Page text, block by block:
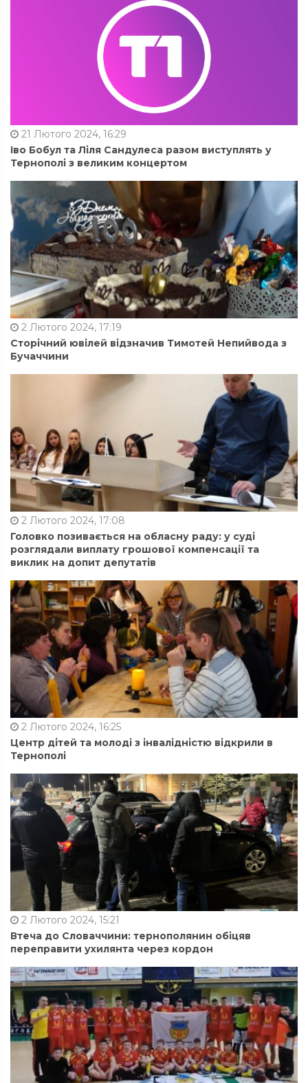
21 Лютого 2024, 16:29
Іво Бобул та Ліля Сандулеса разом виступлять у
Тернополі з великим концертом
2 Лютого 2024, 17:19
Сторічний ювілей відзначив Тимотей Непийвода з
Бучаччини
2 Лютого 2024, 17:08
Головко позивається на обласну раду: у суді
розглядали виплату грошової компенсації та
виклик на допит депутатів
2 Лютого 2024, 16:25
Центр дітей та молоді з інвалідністю відкрили в
Тернополі
2 Лютого 2024, 15:21
Втеча до Словаччини: тернополянин обіцяв
переправити ухилянта через кордон